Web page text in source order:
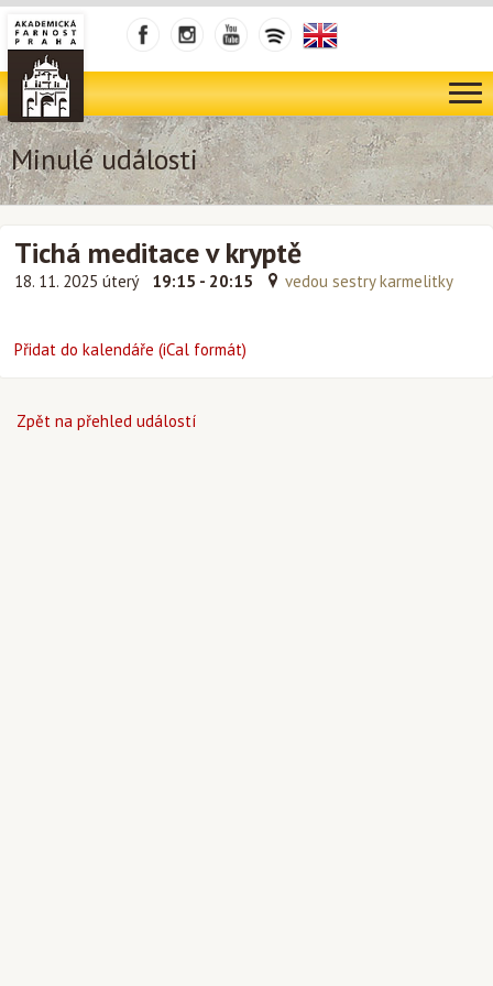
Minulé události
Tichá meditace v kryptě
18. 11. 2025 úterý 19:15 - 20:15 vedou sestry karmelitky
Přidat do kalendáře (iCal formát)
Zpět na přehled událostí